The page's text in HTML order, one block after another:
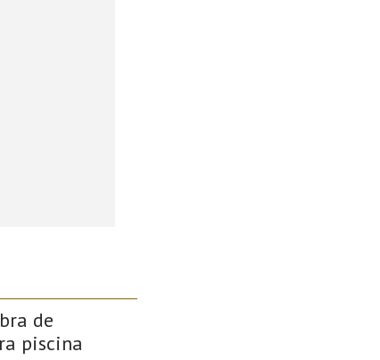
de
piscina